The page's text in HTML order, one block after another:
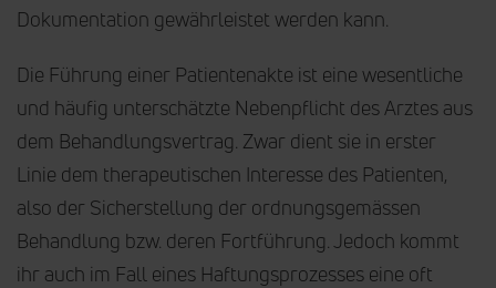
Dokumentation gewährleistet werden kann.
Die Führung einer Patientenakte ist eine wesentliche
und häufig unterschätzte Nebenpflicht des Arztes aus
dem Behandlungsvertrag. Zwar dient sie in erster
Linie dem therapeutischen Interesse des Patienten,
also der Sicherstellung der ordnungsgemässen
Behandlung bzw. deren Fortführung. Jedoch kommt
ihr auch im Fall eines Haftungsprozesses eine oft